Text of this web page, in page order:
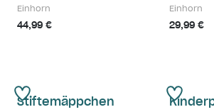
Einhorn
44,99 €
Einhorn
29,99 €
Stiftemäppchen